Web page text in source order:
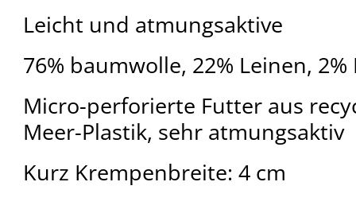
Leicht und atmungsaktive
76% baumwolle, 22% Leinen,
Micro-perforierte Futter aus
Meer-Plastik, sehr atmungsaktiv
Kurz Krempenbreite: 4 cm